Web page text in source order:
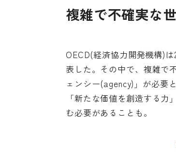
複雑で不確実な
OECD(経済協力開発機構)
表した。その中で、複雑で
ェンシー(agency)」が必要
「新たな価値を創造する
む必要があることも。